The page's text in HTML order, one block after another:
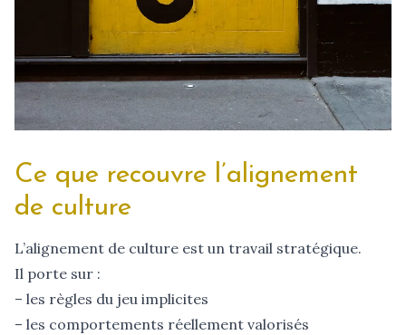
Ce que recouvre l’alignement
de culture
L’alignement de culture est un travail stratégique.
Il porte sur :
– les règles du jeu implicites
– les comportements réellement valorisés